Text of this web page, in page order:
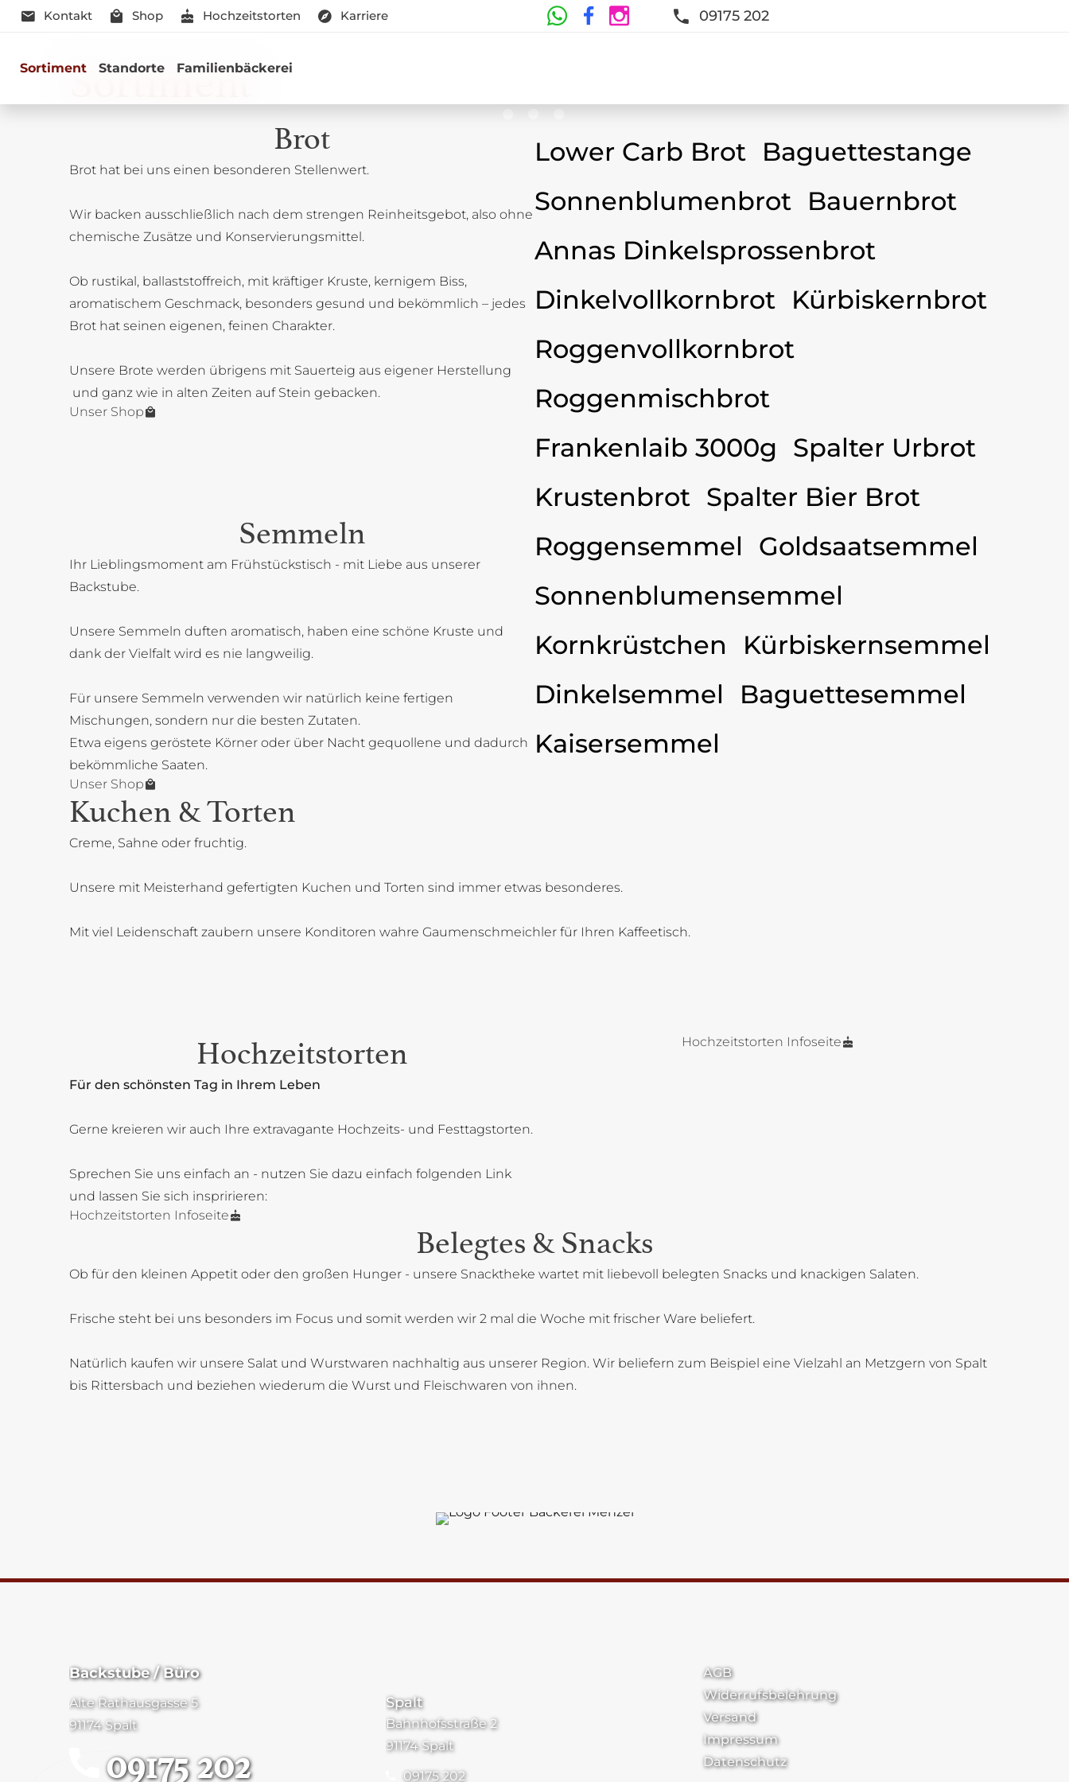
Kontakt Shop Hochzeitstorten Karriere 09175 202
Sortiment Standorte Familienbäckerei
Sortiment
Herzhaft oder süß - Beste Qualität und Frische sind garantiert
Brot
Brot hat bei uns einen besonderen Stellenwert.
Wir backen ausschließlich nach dem strengen Reinheitsgebot, also ohne
chemische Zusätze und Konservierungsmittel.
Ob rustikal, ballaststoffreich, mit kräftiger Kruste, kernigem Biss,
aromatischem Geschmack, besonders gesund und bekömmlich – jedes
Brot hat seinen eigenen, feinen Charakter.
Unsere Brote werden übrigens mit Sauerteig aus eigener Herstellung
und ganz wie in alten Zeiten auf Stein gebacken.
Unser Shop
Lower Carb Brot Baguettestange
Sonnenblumenbrot Bauernbrot
Annas Dinkelsprossenbrot
Dinkelvollkornbrot Kürbiskernbrot
Roggenvollkornbrot
Roggenmischbrot
Frankenlaib 3000g Spalter Urbrot
Krustenbrot Spalter Bier Brot
Semmeln
Ihr Lieblingsmoment am Frühstückstisch - mit Liebe aus unserer
Backstube.
Unsere Semmeln duften aromatisch, haben eine schöne Kruste und
dank der Vielfalt wird es nie langweilig.
Für unsere Semmeln verwenden wir natürlich keine fertigen
Mischungen, sondern nur die besten Zutaten.
Etwa eigens geröstete Körner oder über Nacht gequollene und dadurch
bekömmliche Saaten.
Unser Shop
Roggensemmel
Goldsaatsemmel
Sonnenblumensemmel
Kornkrüstchen
Kürbiskernsemmel
Dinkelsemmel
Baguettesemmel
Kaisersemmel
Kuchen & Torten
Creme, Sahne oder fruchtig.
Unsere mit Meisterhand gefertigten Kuchen und Torten sind immer etwas besonderes.
Mit viel Leidenschaft zaubern unsere Konditoren wahre Gaumenschmeichler für Ihren Kaffeetisch.
Hochzeitstorten
Für den schönsten Tag in Ihrem Leben
Gerne kreieren wir auch Ihre extravagante Hochzeits- und Festtagstorten.
Sprechen Sie uns einfach an - nutzen Sie dazu einfach folgenden Link
und lassen Sie sich inspririeren:
Hochzeitstorten Infoseite
Hochzeitstorten Infoseite
Belegtes & Snacks
Ob für den kleinen Appetit oder den großen Hunger - unsere Snacktheke wartet mit liebevoll belegten Snacks und knackigen Salaten.
Frische steht bei uns besonders im Focus und somit werden wir 2 mal die Woche mit frischer Ware beliefert.
Natürlich kaufen wir unsere Salat und Wurstwaren nachhaltig aus unserer Region. Wir beliefern zum Beispiel eine Vielzahl an Metzgern von Spalt
bis Rittersbach und beziehen wiederum die Wurst und Fleischwaren von ihnen.
Backstube / Büro
Alte Rathausgasse 5
91174 Spalt
09175 202
Spalt
Bahnhofsstraße 2
91174 Spalt
09175 202
AGB
Widerrufsbelehrung
Versand
Impressum
Datenschutz